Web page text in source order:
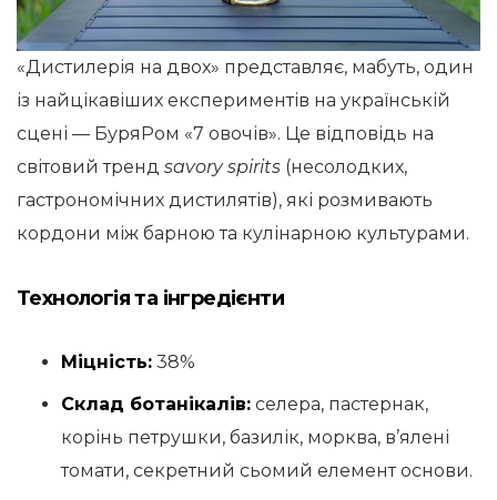
«Дистилерія на двох» представляє, мабуть, один
із найцікавіших експериментів на українській
сцені — БуряРом «7 овочів». Це відповідь на
світовий тренд savory spirits (несолодких,
гастрономічних дистилятів), які розмивають
кордони між барною та кулінарною культурами.
Технологія та інгредієнти
Міцність: 38%
Склад ботанікалів: селера, пастернак,
корінь петрушки, базилік, морква, в’ялені
томати, секретний сьомий елемент основи.